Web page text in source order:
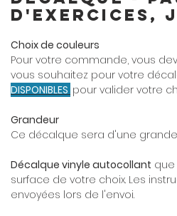
d'exercices,
Choix de couleurs
Pour votre commande, vous
vous souhaitez pour votre
DISPONIBLES pour valider votre
Grandeur
Ce décalque sera d'une
Décalque vinyle autocollant
surface de votre choix. Les
envoyées lors de l'envoi.